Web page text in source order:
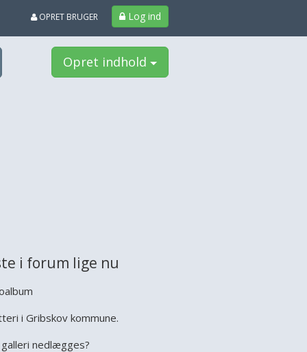
Log ind
OPRET BRUGER
Opret indhold
i forum lige nu
i Gribskov kommune.
nedlægges?